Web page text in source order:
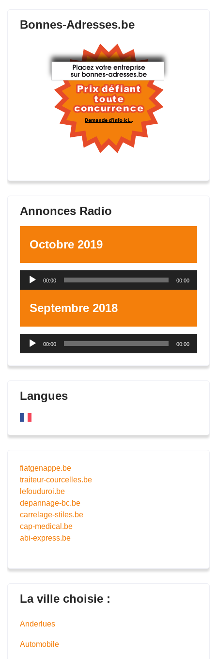
Bonnes-Adresses.be
Annonces Radio
Octobre 2019
Lecteur
00:00 00:00
Septembre 2018
Lecteur
00:00 00:00
Langues
fiatgenappe.be
traiteur-courcelles.be
lefouduroi.be
depannage-bc.be
carrelage-stiles.be
cap-medical.be
abi-express.be
La ville choisie :
Anderlues
Automobile